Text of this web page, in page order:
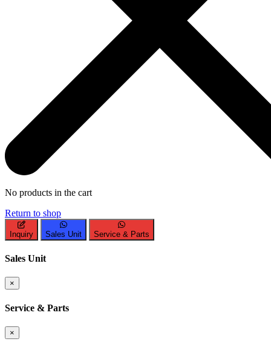
No products in the cart
Return to shop
Inquiry Sales Unit Service & Parts
Sales Unit
×
Service & Parts
×